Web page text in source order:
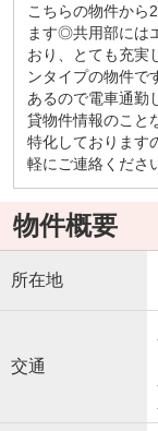
こちらの物件から
ます◎共用部には
おり、とても充実
ンタイプの物件
あるので電車通勤
貸物件情報のこと
特化しております
軽にご連絡くださ
物件概要
所在地
交通